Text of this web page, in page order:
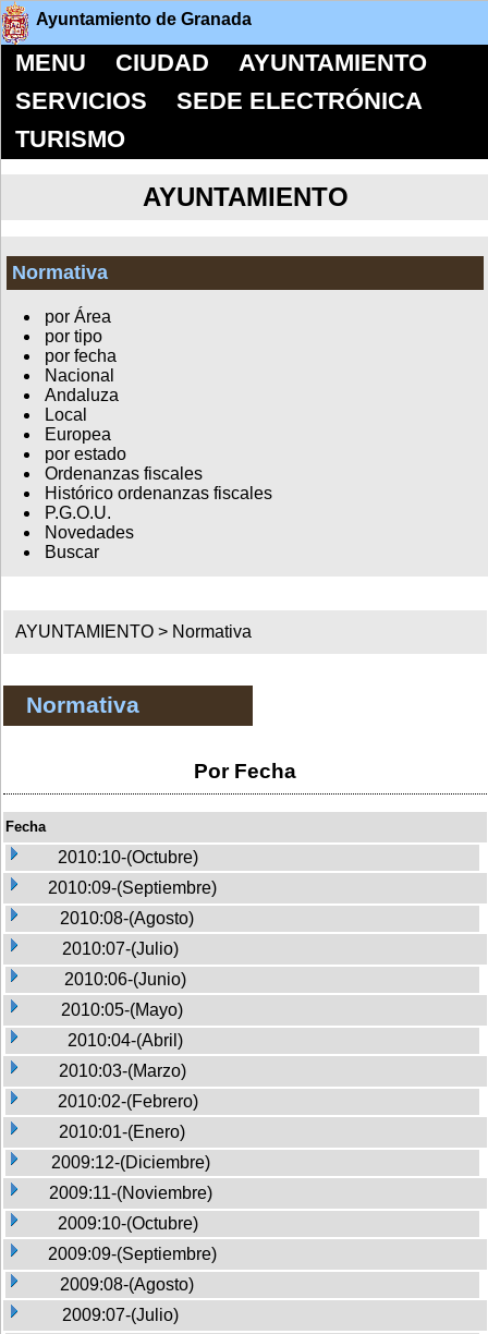
Ayuntamiento de Granada
MENU CIUDAD
AYUNTAMIENTO
SERVICIOS
SEDE ELECTRÓNICA
TURISMO
AYUNTAMIENTO
Normativa
por Área
por tipo
por fecha
Nacional
Andaluza
Local
Europea
por estado
Ordenanzas fiscales
Histórico ordenanzas fiscales
P.G.O.U.
Novedades
Buscar
AYUNTAMIENTO > Normativa
Normativa
Por Fecha
Fecha
2010:10-(Octubre)
2010:09-(Septiembre)
2010:08-(Agosto)
2010:07-(Julio)
2010:06-(Junio)
2010:05-(Mayo)
2010:04-(Abril)
2010:03-(Marzo)
2010:02-(Febrero)
2010:01-(Enero)
2009:12-(Diciembre)
2009:11-(Noviembre)
2009:10-(Octubre)
2009:09-(Septiembre)
2009:08-(Agosto)
2009:07-(Julio)